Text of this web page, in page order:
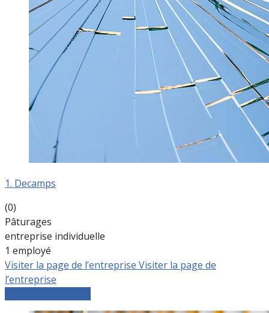
1. Decamps
(0)
Pâturages
entreprise individuelle
1 employé
Visiter la page de l’entreprise Visiter la page de
l’entreprise